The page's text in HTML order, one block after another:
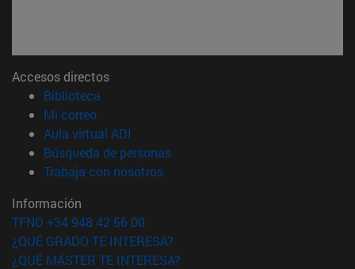
Accesos directos
Biblioteca
Mi correo(abre en nueva ventana)
Aula virtual ADI
Búsqueda de personas(abre en nueva ventana)
Trabaja con nosotros(abre en nueva ventana)
Información
TFNO +34 948 42 56 00
¿QUÉ GRADO TE INTERESA?
¿QUÉ MÁSTER TE INTERESA?